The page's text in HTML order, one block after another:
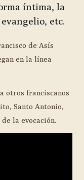
íntima, la
etc.
de Asís
en la línea
otros franciscanos
Santo Antonio,
la evocación.